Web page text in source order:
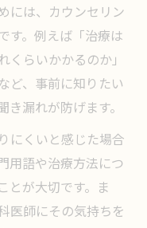
には、カウンセリン
す。例えば「治療は
らいかかるのか」
ど、事前に知りたい
漏れが防げます。
にくいと感じた場合
用語や治療方法につ
とが大切です。ま
医師にその気持ちを